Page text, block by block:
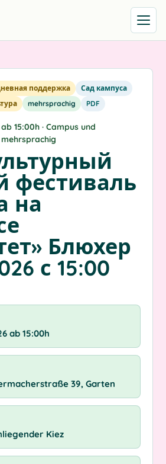
поддержка
Сад кампуса
mehrsprachig PDF
15:00h · Campus und
mehrsprachig
фестиваль
на
Блюхер
с 15:00
ab 15:00h
39, Garten
Kiez